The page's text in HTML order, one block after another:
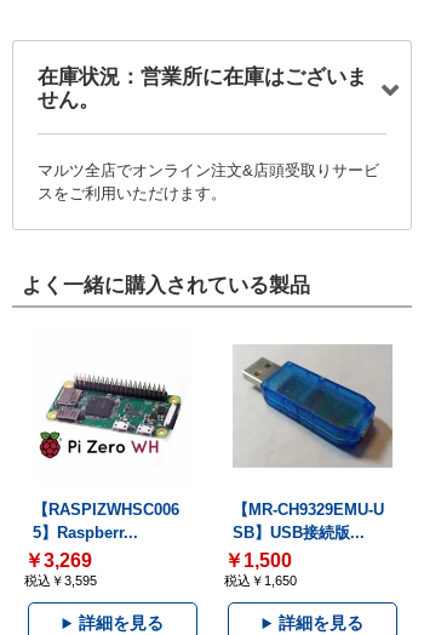
在庫状況：営業所に在庫はございま
せん。
マルツ全店でオンライン注文&店頭受取りサービ
スをご利用いただけます。
よく一緒に購入されている製品
【RASPIZWHSC006
5】Raspberr...
￥3,269
税込￥3,595
詳細を見る
【MR-CH9329EMU-U
SB】USB接続版...
￥1,500
税込￥1,650
詳細を見る